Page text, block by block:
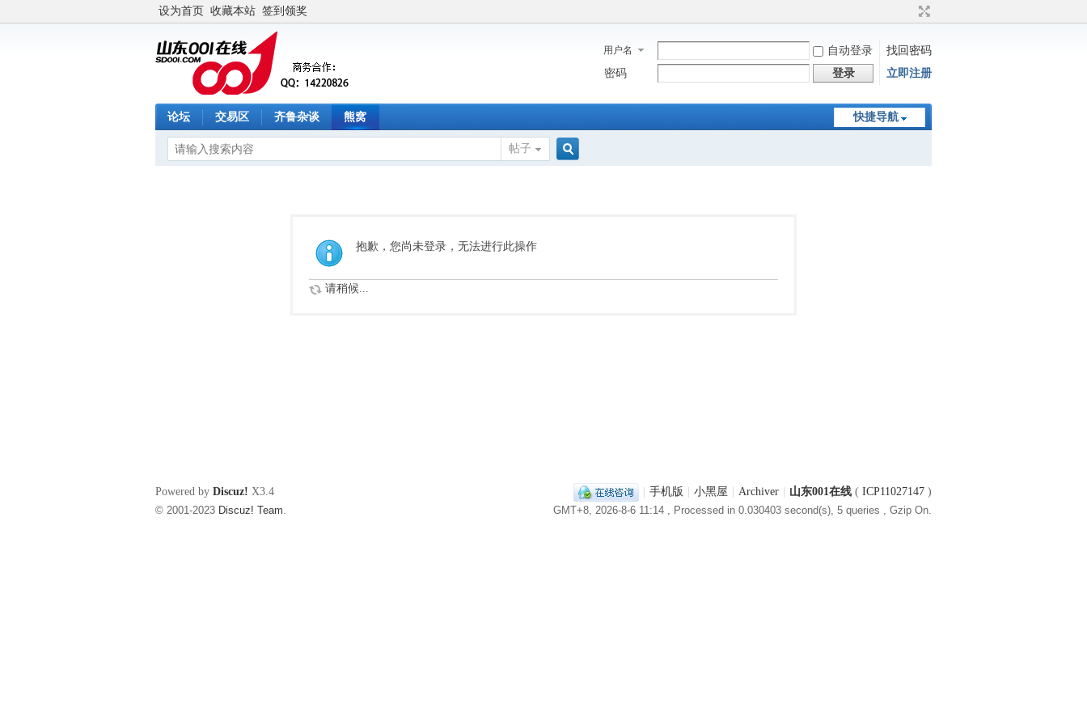
设为首页 收藏本站 签到领奖
用户名 自动登录
找回密码
密码
登录 立即注册
快捷导航
论坛 交易区 齐鲁杂谈 熊窝
帖子
抱歉，您尚未登录，无法进行此操作
请稍候...
手机版 小黑屋 Archiver 山东001在线 ( ICP11027147 )
GMT+8, 2026-8-6 11:14 , Processed in 0.030403 second(s), 5 queries , Gzip On.
Powered by Discuz! X3.4
© 2001-2023 Discuz! Team.